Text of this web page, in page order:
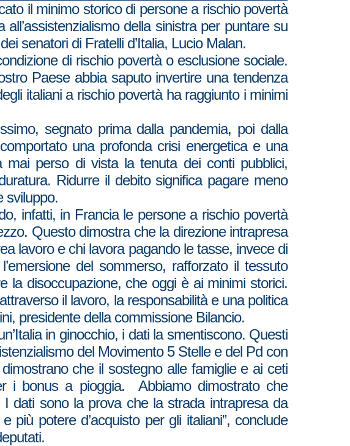
il minimo storico di persone a rischio povertà
della sinistra per puntare su
senatori di Fratelli d’Italia, Lucio Malan.
di rischio povertà o esclusione sociale.
Paese abbia saputo invertire una tendenza
italiani a rischio povertà ha raggiunto i minimi
segnato prima dalla pandemia, poi dalla
una profonda crisi energetica e una
mai perso di vista la tenuta dei conti pubblici,
Ridurre il debito significa pagare meno
sviluppo.
infatti, in Francia le persone a rischio povertà
Questo dimostra che la direzione intrapresa
lavoro e chi lavora pagando le tasse, invece di
del sommerso, rafforzato il tessuto
la disoccupazione, che oggi è ai minimi storici.
il lavoro, la responsabilità e una politica
presidente della commissione Bilancio.
in ginocchio, i dati la smentiscono. Questi
del Movimento 5 Stelle e del Pd con
che il sostegno alle famiglie e ai ceti
i bonus a pioggia. Abbiamo dimostrato che
dati sono la prova che la strada intrapresa da
potere d’acquisto per gli italiani”, conclude